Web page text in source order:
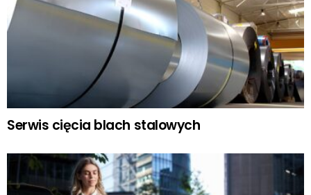
Serwis cięcia blach stalowych